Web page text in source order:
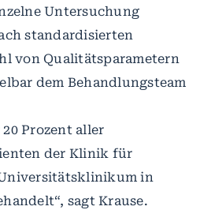
Untersuchung
standardisierten
von Qualitätsparametern
dem Behandlungsteam
Prozent aller
der Klinik für
in
sagt Krause.